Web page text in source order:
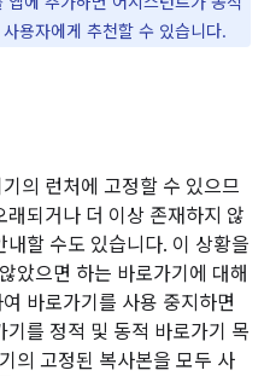
용자에게 추천할 수 있습니다.
의 런처에 고정할 수 있으므
되거나 더 이상 존재하지 않
할 수도 있습니다. 이 상황을
았으면 하는 바로가기에 대해
바로가기를 사용 중지하면
를 정적 및 동적 바로가기 목
의 고정된 복사본을 모두 사